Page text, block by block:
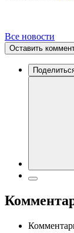
Все новости
Оставить